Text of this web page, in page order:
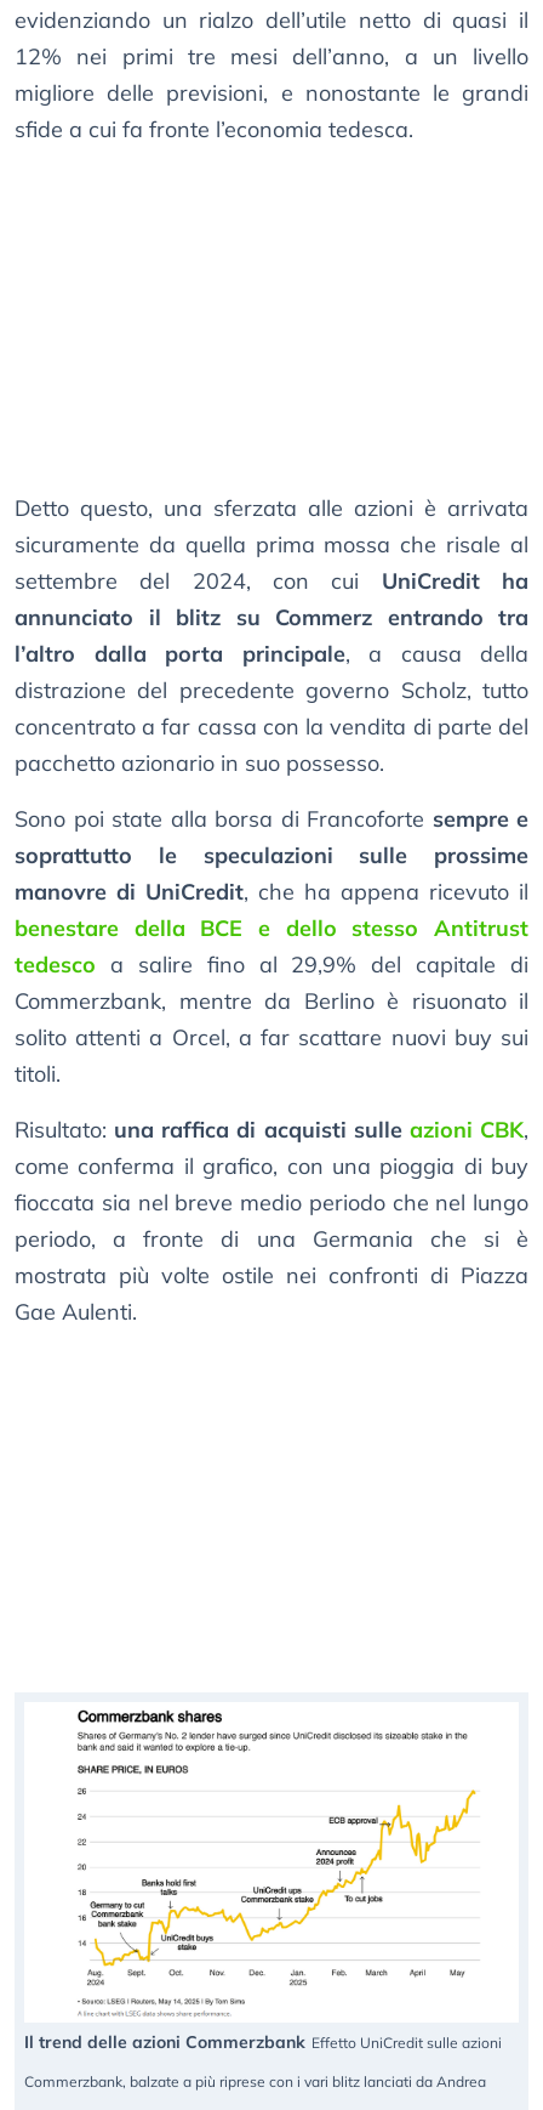
evidenziando un rialzo dell’utile netto di quasi il
12% nei primi tre mesi dell’anno, a un livello
migliore delle previsioni, e nonostante le grandi
sfide a cui fa fronte l’economia tedesca.
Detto questo, una sferzata alle azioni è arrivata
sicuramente da quella prima mossa che risale al
settembre del 2024, con cui UniCredit ha
annunciato il blitz su Commerz entrando tra
l’altro dalla porta principale, a causa della
distrazione del precedente governo Scholz, tutto
concentrato a far cassa con la vendita di parte del
pacchetto azionario in suo possesso.
Sono poi state alla borsa di Francoforte sempre e
soprattutto le speculazioni sulle prossime
manovre di UniCredit, che ha appena ricevuto il
benestare della BCE e dello stesso Antitrust
tedesco a salire fino al 29,9% del capitale di
Commerzbank, mentre da Berlino è risuonato il
solito attenti a Orcel, a far scattare nuovi buy sui
titoli.
Risultato: una raffica di acquisti sulle azioni CBK,
come conferma il grafico, con una pioggia di buy
fioccata sia nel breve medio periodo che nel lungo
periodo, a fronte di una Germania che si è
mostrata più volte ostile nei confronti di Piazza
Gae Aulenti.
Il trend delle azioni Commerzbank Effetto UniCredit sulle azioni
Commerzbank, balzate a più riprese con i vari blitz lanciati da Andrea